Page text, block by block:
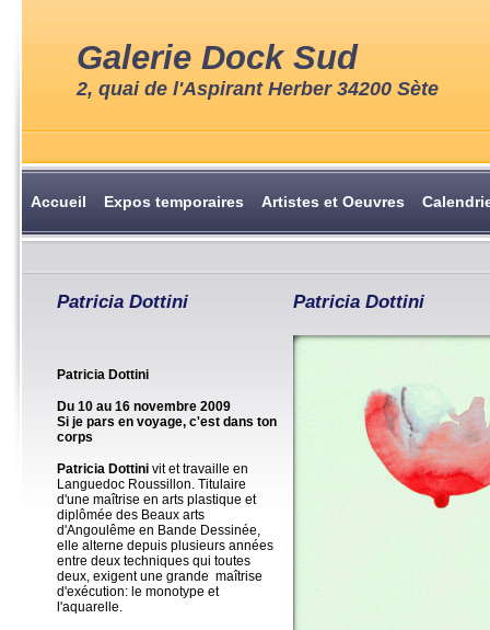
Galerie Dock Sud
2, quai de l'Aspirant Herber 34200 Sète
Accueil Expos temporaires Artistes et Oeuvres
Patricia Dottini
Patricia Dottini
Du 10 au 16 novembre 2009
Si je pars en voyage, c'est dans ton
corps
Patricia Dottini vit et travaille en
Languedoc Roussillon. Titulaire
d'une maîtrise en arts plastique et
diplômée des Beaux arts
d'Angoulême en Bande Dessinée,
elle alterne depuis plusieurs années
entre deux techniques qui toutes
deux, exigent une grande maîtrise
d'exécution: le monotype et
l'aquarelle.
Patricia Dottini